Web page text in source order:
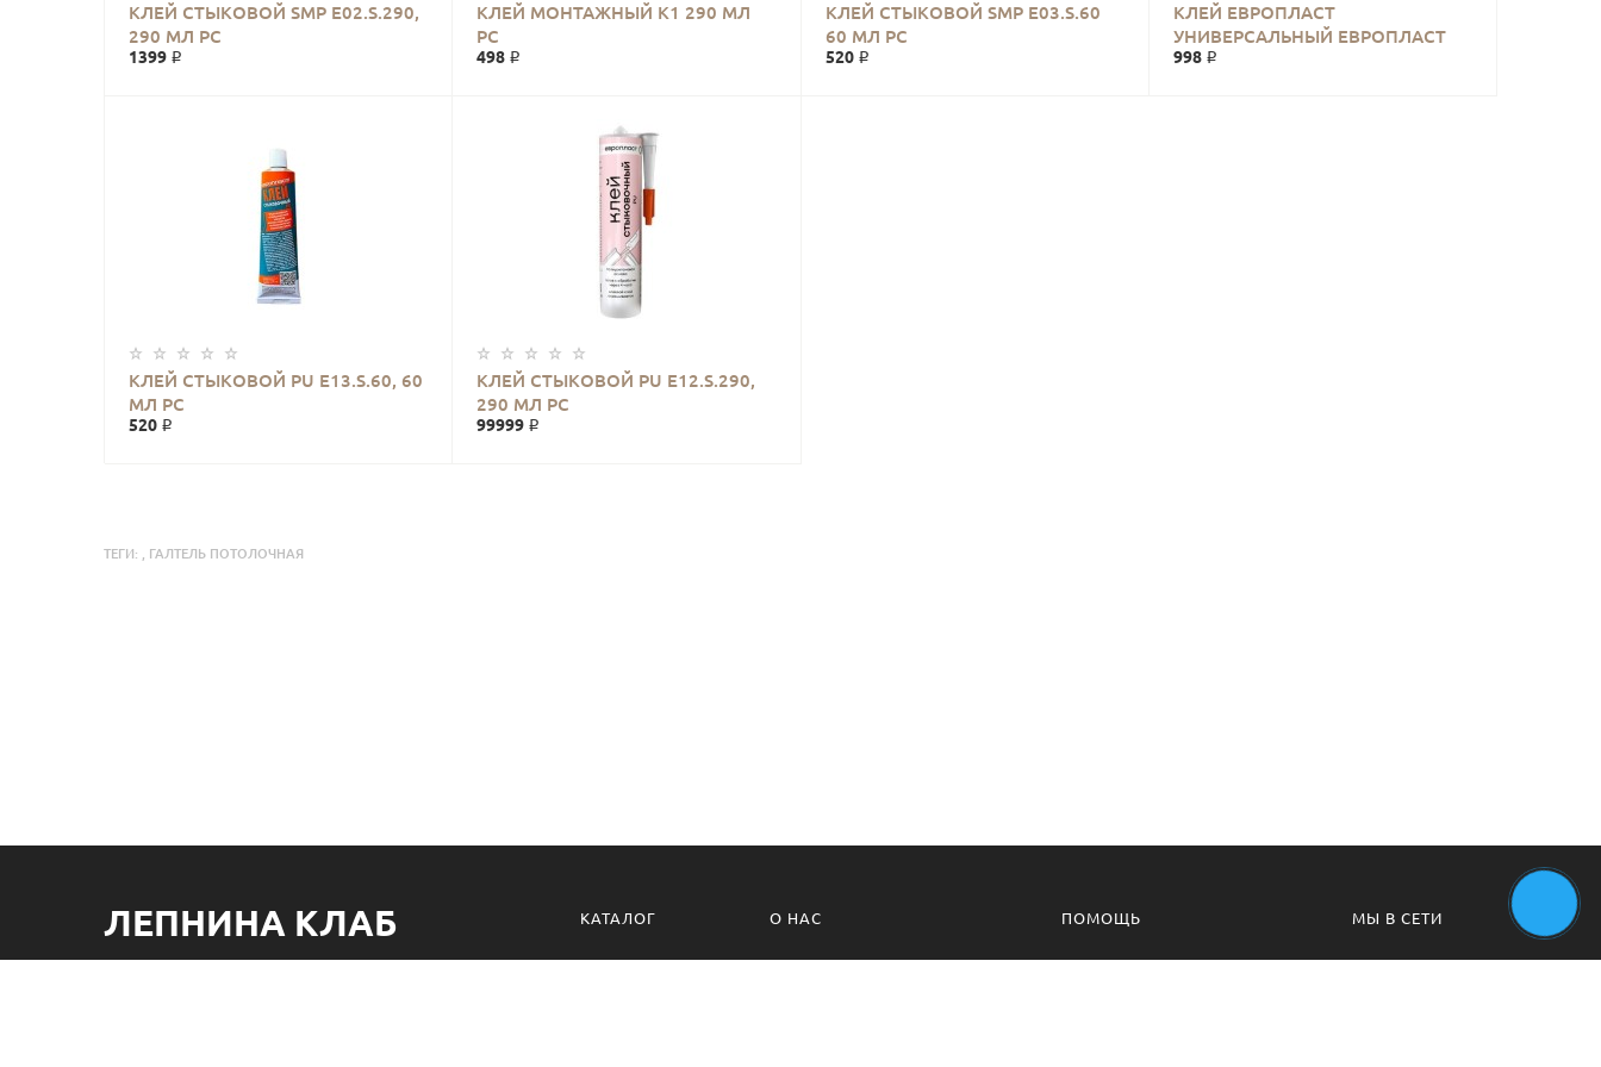
КЛЕЙ СТЫКОВОЙ SMP E02.S.290,
290 МЛ РС
1399 ₽
КЛЕЙ МОНТАЖНЫЙ К1 290 МЛ
РС
498 ₽
КЛЕЙ СТЫКОВОЙ SMP E03.S.60
60 МЛ РС
520 ₽
КЛЕЙ ЕВРОПЛАСТ
УНИВЕРСАЛЬНЫЙ ЕВРОПЛАСТ
(РОССИЯ) 290 МЛ
998 ₽
КЛЕЙ СТЫКОВОЙ PU E13.S.60, 60
МЛ РС
520 ₽
КЛЕЙ СТЫКОВОЙ PU E12.S.290,
290 МЛ РС
99999 ₽
ТЕГИ: ГАЛТЕЛЬ ПОТОЛОЧНАЯ
КАТАЛОГ О НАС ПОМОЩЬ МЫ В СЕТИ
ЛЕПНИНА КЛАБ